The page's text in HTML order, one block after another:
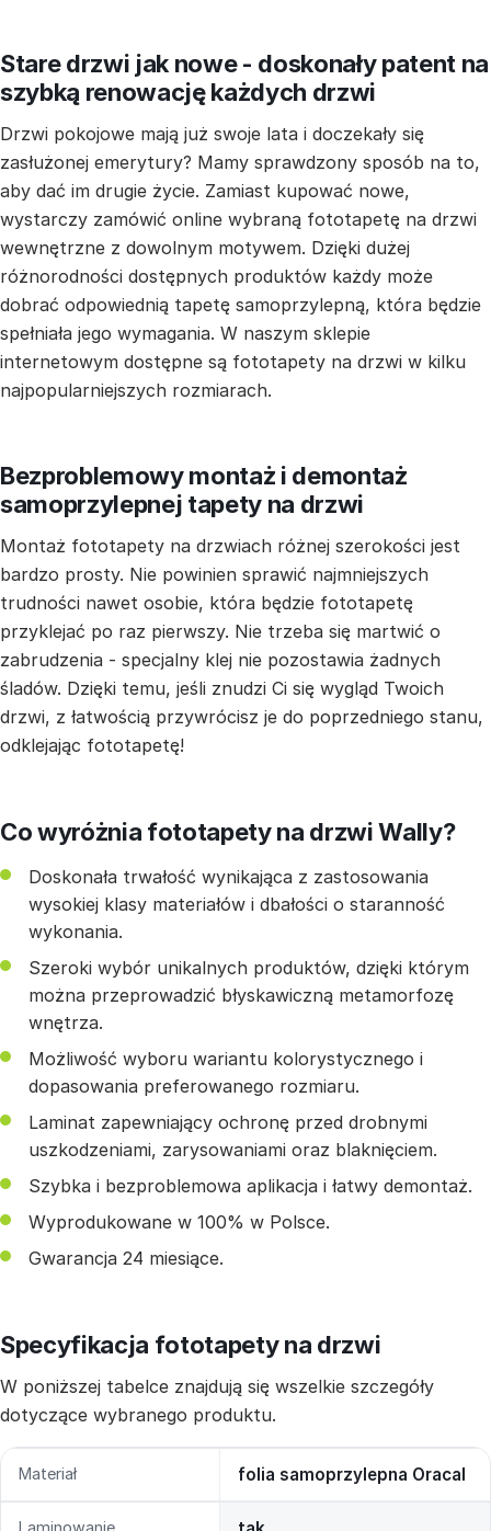
Stare drzwi jak nowe - doskonały patent na
szybką renowację każdych drzwi
Drzwi pokojowe mają już swoje lata i doczekały się
zasłużonej emerytury? Mamy sprawdzony sposób na to,
aby dać im drugie życie. Zamiast kupować nowe,
wystarczy zamówić online wybraną fototapetę na drzwi
wewnętrzne z dowolnym motywem. Dzięki dużej
różnorodności dostępnych produktów każdy może
dobrać odpowiednią tapetę samoprzylepną, która będzie
spełniała jego wymagania. W naszym sklepie
internetowym dostępne są fototapety na drzwi w kilku
najpopularniejszych rozmiarach.
Bezproblemowy montaż i demontaż
samoprzylepnej tapety na drzwi
Montaż fototapety na drzwiach różnej szerokości jest
bardzo prosty. Nie powinien sprawić najmniejszych
trudności nawet osobie, która będzie fototapetę
przyklejać po raz pierwszy. Nie trzeba się martwić o
zabrudzenia - specjalny klej nie pozostawia żadnych
śladów. Dzięki temu, jeśli znudzi Ci się wygląd Twoich
drzwi, z łatwością przywrócisz je do poprzedniego stanu,
odklejając fototapetę!
Co wyróżnia fototapety na drzwi Wally?
Doskonała trwałość wynikająca z zastosowania
wysokiej klasy materiałów i dbałości o staranność
wykonania.
Szeroki wybór unikalnych produktów, dzięki którym
można przeprowadzić błyskawiczną metamorfozę
wnętrza.
Możliwość wyboru wariantu kolorystycznego i
dopasowania preferowanego rozmiaru.
Laminat zapewniający ochronę przed drobnymi
uszkodzeniami, zarysowaniami oraz blaknięciem.
Szybka i bezproblemowa aplikacja i łatwy demontaż.
Wyprodukowane w 100% w Polsce.
Gwarancja 24 miesiące.
Specyfikacja fototapety na drzwi
W poniższej tabelce znajdują się wszelkie szczegóły
dotyczące wybranego produktu.
Materiał folia samoprzylepna Oracal
Laminowanie